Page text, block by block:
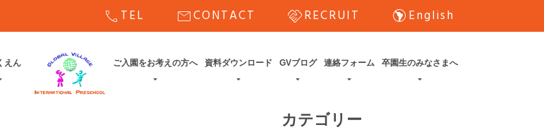
call TEL mailCONTACT handshakeRECRUIT south_americaEnglish
えん ご入園をお考えの方へ 資料ダウンロード GVブログ 連絡フォーム 卒園生のみなさまへ
カテゴリー